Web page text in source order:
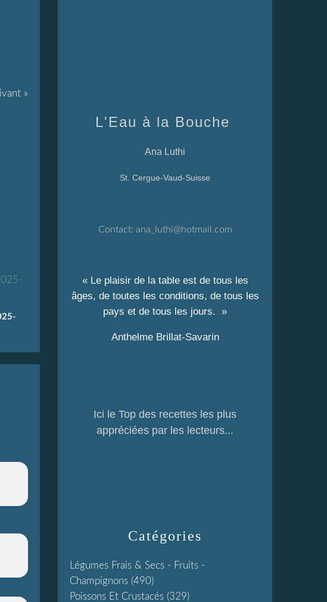
»
Catégories
Légumes Frais & Secs - Fruits -
Champignons (490)
Poissons Et Crustacés (329)
L'Eau à la Bouche
Ana Luthi
St. Cergue-Vaud-Suisse
Contact: ana_luthi@hotmail.com
« Le plaisir de la table est de tous les
âges, de toutes les conditions, de tous les
pays et de tous les jours. »
Anthelme Brillat-Savarin
Ici le Top des recettes les plus
appréciées par les lecteurs...